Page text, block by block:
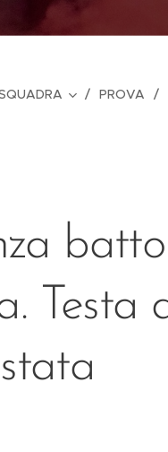
PROVA
Testa